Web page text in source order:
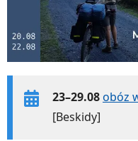
23–29.08obóz
[Beskidy]